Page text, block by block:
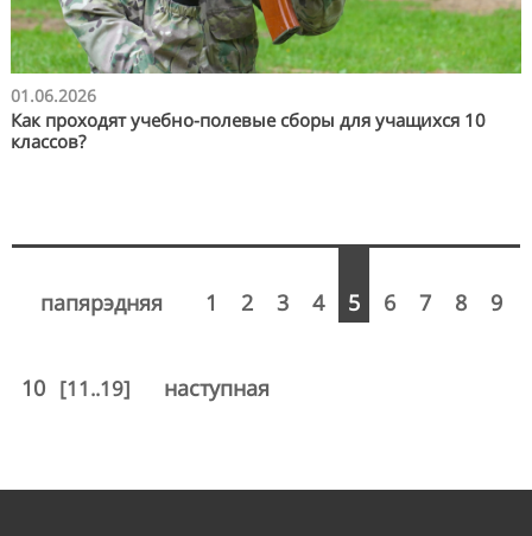
01.06.2026
Как проходят учебно-полевые сборы для учащихся 10
классов?
папярэдняя 1 2 3 4 5 6 7 8 9
10 [11..19] наступная